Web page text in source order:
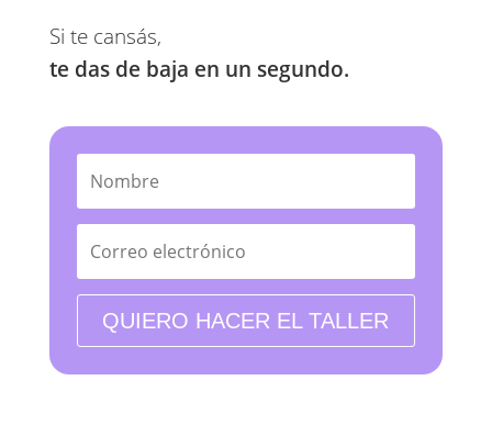
Si te cansás,
te das de baja en un segundo.
QUIERO HACER EL TALLER